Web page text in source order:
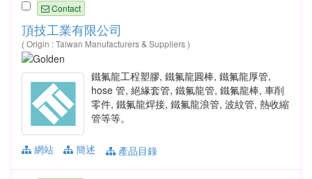
Contact
頂技工業有限公司
( Origin : Taiwan Manufacturers & Suppliers )
鐵氟龍工程塑膠, 鐵氟龍圓棒, 鐵氟龍厚管,
hose 管, 絕緣套管, 鐵氟龍管, 鐵氟龍棒, 車削
零件, 鐵氟龍焊接, 鐵氟龍浪管, 波紋管, 熱收縮
管等等。
網站 簡述 產品目錄